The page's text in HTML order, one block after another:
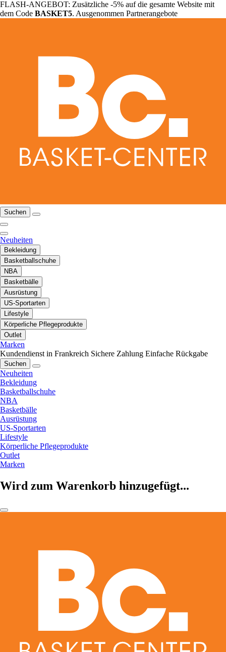
FLASH-ANGEBOT: Zusätzliche -5% auf die gesamte Website mit
dem Code BASKET5. Ausgenommen Partnerangebote
Suchen
Neuheiten
Bekleidung
Basketballschuhe
NBA
Basketbälle
Ausrüstung
US-Sportarten
Lifestyle
Körperliche Pflegeprodukte
Outlet
Marken
Kundendienst in Frankreich Sichere Zahlung Einfache Rückgabe
Suchen
Neuheiten
Bekleidung
Basketballschuhe
NBA
Basketbälle
Ausrüstung
US-Sportarten
Lifestyle
Körperliche Pflegeprodukte
Outlet
Marken
Wird zum Warenkorb hinzugefügt...